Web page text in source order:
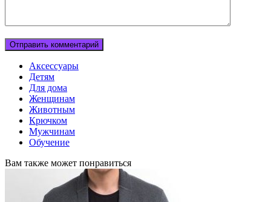
Аксессуары
Детям
Для дома
Женщинам
Животным
Крючком
Мужчинам
Обучение
Вам также может понравиться